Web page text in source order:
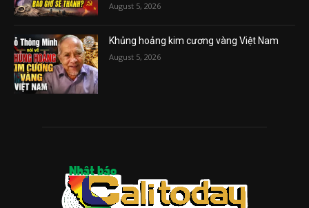
August 5, 2026
Khủng hoảng kim cương vàng Việt Nam
August 5, 2026